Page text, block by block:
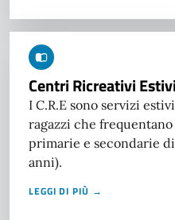
Centri Ricreativi
I C.R.E sono servizi
ragazzi che
primarie e secondarie
anni).
LEGGI DI PIÙ →